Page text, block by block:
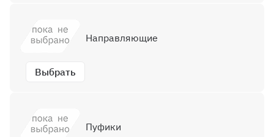
Выбрать
Направляющие
Пуфики